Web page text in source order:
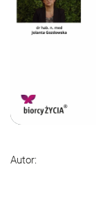
Autor: